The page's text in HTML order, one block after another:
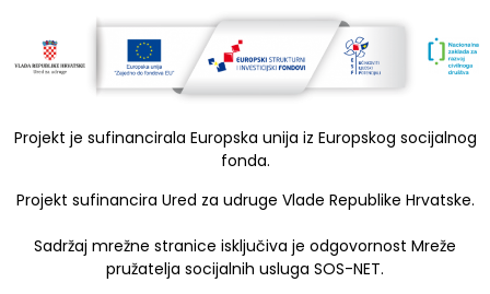
Projekt je sufinancirala Europska unija iz Europskog socijalnog
fonda.
Projekt sufinancira Ured za udruge Vlade Republike Hrvatske.
Sadržaj mrežne stranice isključiva je odgovornost Mreže
pružatelja socijalnih usluga SOS-NET.